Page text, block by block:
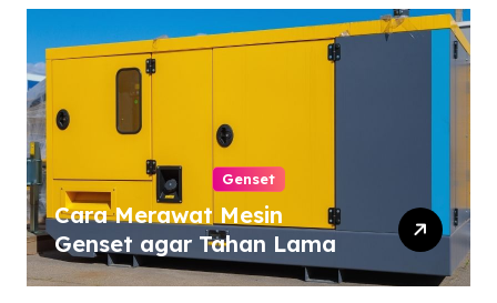
Genset
Cara Merawat Mesin
Genset agar Tahan Lama